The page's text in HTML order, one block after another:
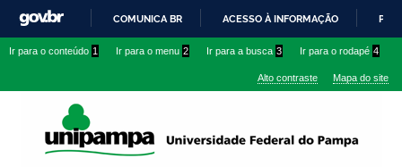
conteúdo
IR
O
COMUNICA BR ACESSO À INFORMAÇÃO
Ir para o conteúdo 1 Ir para o menu 2 Ir para a busca 3 Ir para o rodapé 4
Alto contraste Mapa do site